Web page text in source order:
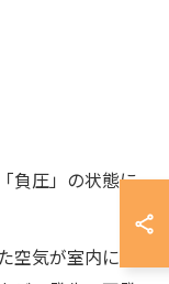
負圧」の状態に
気が室内に引